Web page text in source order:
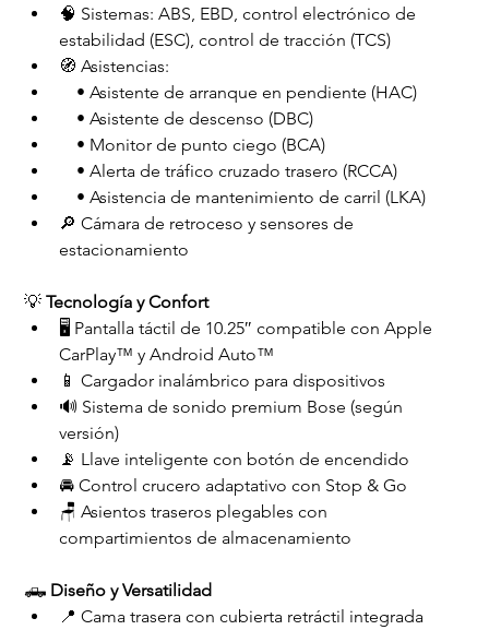
🧠 Sistemas: ABS, EBD, control electrónico de
estabilidad (ESC), control de tracción (TCS)
🧭 Asistencias:
• Asistente de arranque en pendiente (HAC)
• Asistente de descenso (DBC)
• Monitor de punto ciego (BCA)
• Alerta de tráfico cruzado trasero (RCCA)
• Asistencia de mantenimiento de carril (LKA)
🔎 Cámara de retroceso y sensores de
estacionamiento
💡 Tecnología y Confort
🖥️ Pantalla táctil de 10.25″ compatible con Apple
CarPlay™ y Android Auto™
📱 Cargador inalámbrico para dispositivos
🔊 Sistema de sonido premium Bose (según
versión)
📡 Llave inteligente con botón de encendido
🚘 Control crucero adaptativo con Stop & Go
🪑 Asientos traseros plegables con
compartimientos de almacenamiento
🛻 Diseño y Versatilidad
📍 Cama trasera con cubierta retráctil integrada